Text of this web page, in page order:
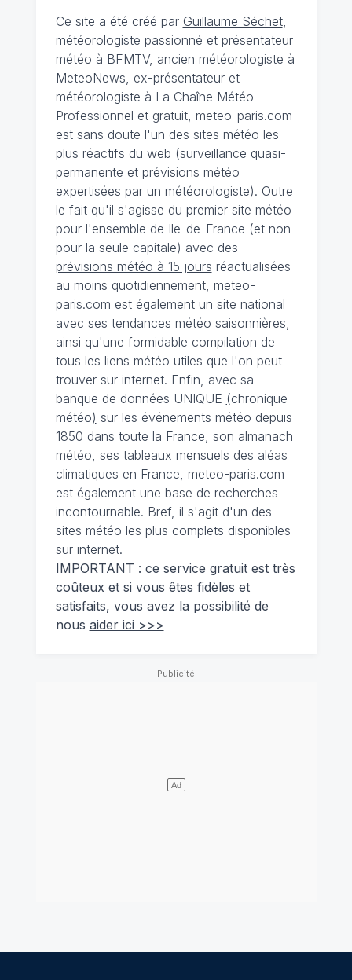
Ce site a été créé par Guillaume Séchet,
météorologiste passionné et présentateur
météo à BFMTV, ancien météorologiste à
MeteoNews, ex-présentateur et
météorologiste à La Chaîne Météo
Professionnel et gratuit, meteo-paris.com
est sans doute l'un des sites météo les
plus réactifs du web (surveillance quasi-
permanente et prévisions météo
expertisées par un météorologiste). Outre
le fait qu'il s'agisse du premier site météo
pour l'ensemble de Ile-de-France (et non
pour la seule capitale) avec des
prévisions météo à 15 jours réactualisées
au moins quotidiennement, meteo-
paris.com est également un site national
avec ses tendances météo saisonnières,
ainsi qu'une formidable compilation de
tous les liens météo utiles que l'on peut
trouver sur internet. Enfin, avec sa
banque de données UNIQUE (chronique
météo) sur les événements météo depuis
1850 dans toute la France, son almanach
météo, ses tableaux mensuels des aléas
climatiques en France, meteo-paris.com
est également une base de recherches
incontournable. Bref, il s'agit d'un des
sites météo les plus complets disponibles
sur internet.
IMPORTANT : ce service gratuit est très
coûteux et si vous êtes fidèles et
satisfaits, vous avez la possibilité de
nous aider ici >>>